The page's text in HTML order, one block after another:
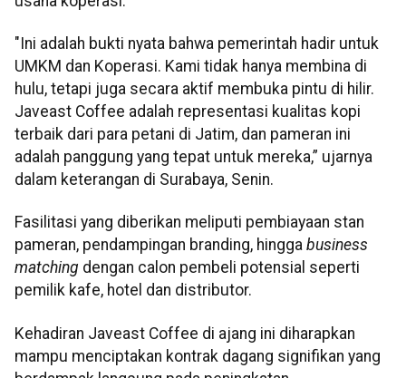
"Ini adalah bukti nyata bahwa pemerintah hadir untuk
UMKM dan Koperasi. Kami tidak hanya membina di
hulu, tetapi juga secara aktif membuka pintu di hilir.
Javeast Coffee adalah representasi kualitas kopi
terbaik dari para petani di Jatim, dan pameran ini
adalah panggung yang tepat untuk mereka,” ujarnya
dalam keterangan di Surabaya, Senin.
Fasilitasi yang diberikan meliputi pembiayaan stan
pameran, pendampingan branding, hingga business
matching dengan calon pembeli potensial seperti
pemilik kafe, hotel dan distributor.
Kehadiran Javeast Coffee di ajang ini diharapkan
mampu menciptakan kontrak dagang signifikan yang